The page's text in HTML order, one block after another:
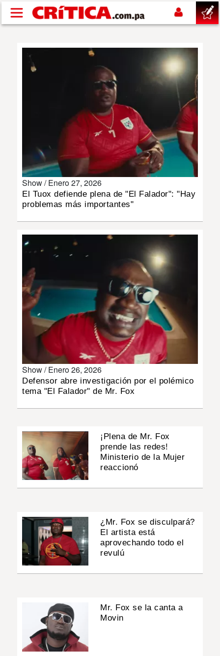
Pasar al contenido principal
SUCESOS
DEPORTES
MUNDO
MULTIMEDIA
IMPRESO
Show /Enero 27, 2026
El Tuox defiende plena de "El Falador": "Hay
problemas más importantes"
Show /Enero 26, 2026
Defensor abre investigación por el polémico
tema "El Falador" de Mr. Fox
¡Plena de Mr. Fox
prende las redes!
Ministerio de la Mujer
reaccionó
¿Mr. Fox se disculpará?
El artista está
aprovechando todo el
revulú
Mr. Fox se la canta a
Movin